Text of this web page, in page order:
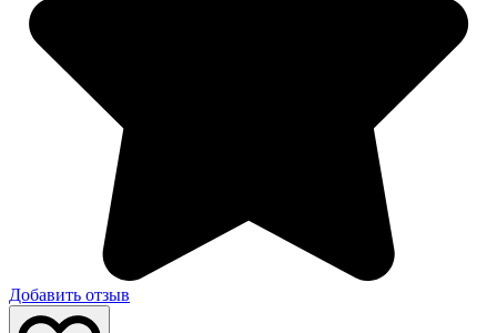
Добавить отзыв